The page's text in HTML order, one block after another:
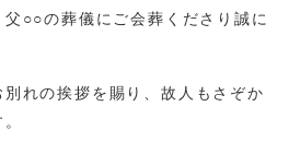
○○の葬儀にご会葬くださり誠に
れの挨拶を賜り、故人もさぞか